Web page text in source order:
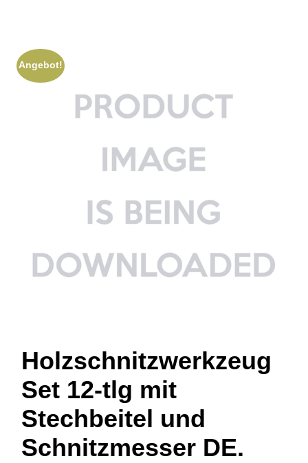
Angebot!
Holzschnitzwerkzeug
Set 12-tlg mit
Stechbeitel und
Schnitzmesser DE.